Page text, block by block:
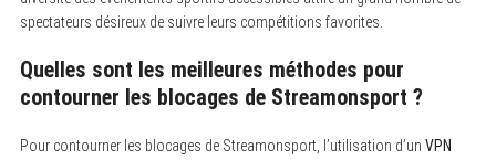
spectateurs désireux de suivre leurs compétitions favorites.
Quelles sont les meilleures méthodes pour
contourner les blocages de Streamonsport ?
Pour contourner les blocages de Streamonsport, l’utilisation d’un VPN